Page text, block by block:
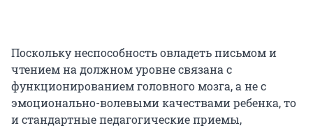
Поскольку неспособность овладеть письмом и
чтением на должном уровне связана с
функционированием головного мозга, а не с
эмоционально-волевыми качествами ребенка, то
и стандартные педагогические приемы,